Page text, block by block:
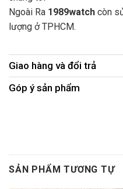
Ngoài Ra 1989watch còn
lượng ở TPHCM.
Giao hàng và đổi trả
Góp ý sản phẩm
SẢN PHẨM TƯƠNG TỰ